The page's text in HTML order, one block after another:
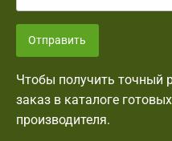
Отправить
Чтобы получить точный
заказ в каталоге
производителя.